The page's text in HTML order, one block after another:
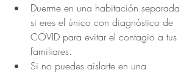
Duerme en una habitación separada
si eres el único con diagnóstico de
COVID para evitar el contagio a tus
familiares.
Si no puedes aislarte en una